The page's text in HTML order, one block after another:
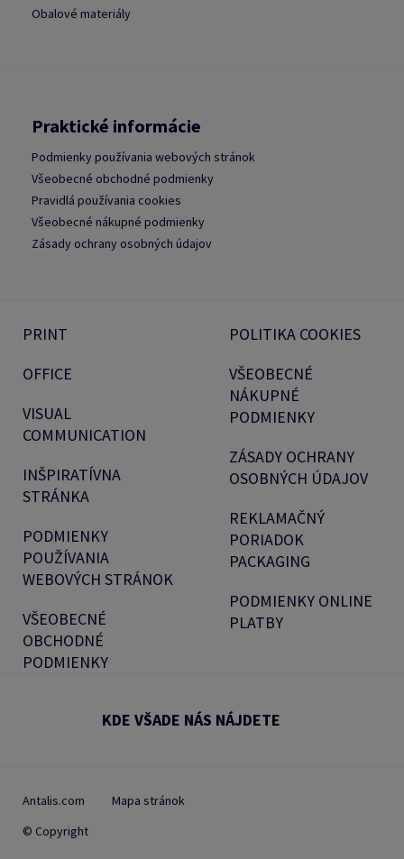
Obalové materiály
Praktické informácie
Podmienky používania webových stránok
Všeobecné obchodné podmienky
Pravidlá používania cookies
Všeobecné nákupné podmienky
Zásady ochrany osobných údajov
PRINT
OFFICE
VISUAL
COMMUNICATION
INŠPIRATÍVNA
STRÁNKA
PODMIENKY
POUŽÍVANIA
WEBOVÝCH STRÁNOK
VŠEOBECNÉ
OBCHODNÉ
PODMIENKY
POLITIKA COOKIES
VŠEOBECNÉ
NÁKUPNÉ
PODMIENKY
ZÁSADY OCHRANY
OSOBNÝCH ÚDAJOV
REKLAMAČNÝ
PORIADOK
PACKAGING
PODMIENKY ONLINE
PLATBY
KDE VŠADE NÁS NÁJDETE
Antalis.com
Mapa stránok
© Copyright